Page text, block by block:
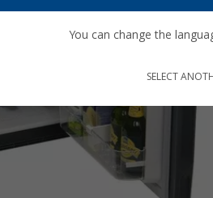
You can change the
SELECT